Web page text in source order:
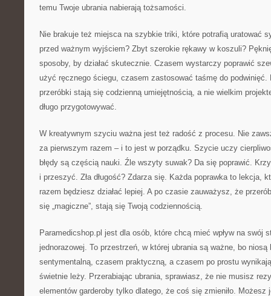
temu Twoje ubrania nabierają tożsamości.
Nie brakuje też miejsca na szybkie triki, które potrafią uratować
przed ważnym wyjściem? Zbyt szerokie rękawy w koszuli?
sposoby, by działać skutecznie. Czasem wystarczy poprawić
użyć ręcznego ściegu, czasem zastosować taśmę do podwinięć.
przeróbki stają się codzienną umiejętnością, a nie wielkim
długo przygotowywać.
W kreatywnym szyciu ważna jest też radość z procesu. Nie
za pierwszym razem – i to jest w porządku. Szycie uczy
błędy są częścią nauki. Źle wszyty suwak? Da się poprawić.
i przeszyć. Zła długość? Zdarza się. Każda poprawka to lekcja,
razem będziesz działać lepiej. A po czasie zauważysz, że
się „magiczne”, stają się Twoją codziennością.
Paramedicshop.pl jest dla osób, które chcą mieć wpływ na swój
jednorazowej. To przestrzeń, w której ubrania są ważne, bo
sentymentalną, czasem praktyczną, a czasem po prostu
świetnie leży. Przerabiając ubrania, sprawiasz, że nie musisz
elementów garderoby tylko dlatego, że coś się zmieniło. Możesz